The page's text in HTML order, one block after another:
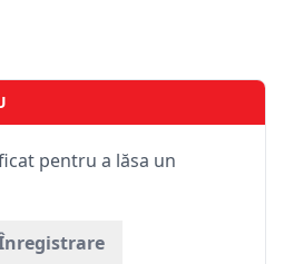
pentru a lăsa un